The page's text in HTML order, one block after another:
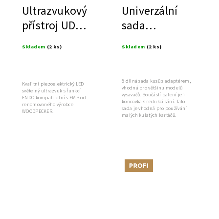
Ultrazvukový
přístroj UDS-E
Skladem (2 ks)
Kvalitní piezoelektrický LED
světelný ultrazvuk s funkcí
ENDO kompatibilní s EMS od
renomovaného výrobce
WOODPECKER.
Univerzální
sada
Skladem (2 ks)
8 dílná sada kusů s adaptérem,
vhodná pro většinu modelů
vysavačů. Součástí balení je i
koncovka s redukcí sání. Tato
sada je vhodná pro používání
malých kulatých kartáčů.
Tip